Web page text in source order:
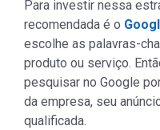
Para investir nessa
recomendada é o
escolhe as palavras-
produto ou serviço.
pesquisar no Google
da empresa, seu
qualificada.